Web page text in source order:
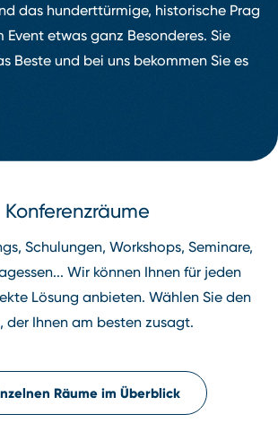
das hunderttürmige, historische Prag
Event etwas ganz Besonderes. Sie
Beste und bei uns bekommen Sie es
Konferenzräume
Schulungen, Workshops, Seminare,
Wir können Ihnen für jeden
Lösung anbieten. Wählen Sie den
der Ihnen am besten zusagt.
Räume im Überblick